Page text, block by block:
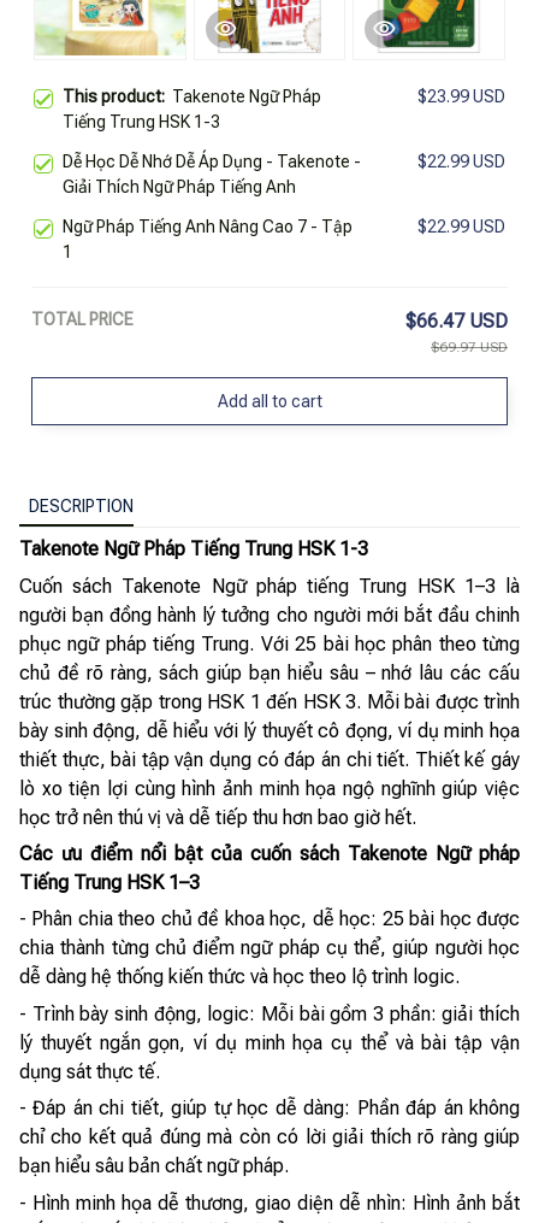
This product: Takenote Ngữ Pháp
Tiếng Trung HSK 1-3
$23.99 USD
Dễ Học Dễ Nhớ Dễ Áp Dụng - Takenote -
Giải Thích Ngữ Pháp Tiếng Anh
$22.99 USD
Ngữ Pháp Tiếng Anh Nâng Cao 7 - Tập
1
$22.99 USD
TOTAL PRICE $66.47 USD
$69.97 USD
Add all to cart
DESCRIPTION
Takenote Ngữ Pháp Tiếng Trung HSK 1-3
Cuốn sách Takenote Ngữ pháp tiếng Trung HSK 1–3 là
người bạn đồng hành lý tưởng cho người mới bắt đầu chinh
phục ngữ pháp tiếng Trung. Với 25 bài học phân theo từng
chủ đề rõ ràng, sách giúp bạn hiểu sâu – nhớ lâu các cấu
trúc thường gặp trong HSK 1 đến HSK 3. Mỗi bài được trình
bày sinh động, dễ hiểu với lý thuyết cô đọng, ví dụ minh họa
thiết thực, bài tập vận dụng có đáp án chi tiết. Thiết kế gáy
lò xo tiện lợi cùng hình ảnh minh họa ngộ nghĩnh giúp việc
học trở nên thú vị và dễ tiếp thu hơn bao giờ hết.
Các ưu điểm nổi bật của cuốn sách Takenote Ngữ pháp
Tiếng Trung HSK 1–3
- Phân chia theo chủ đề khoa học, dễ học: 25 bài học được
chia thành từng chủ điểm ngữ pháp cụ thể, giúp người học
dễ dàng hệ thống kiến thức và học theo lộ trình logic.
- Trình bày sinh động, logic: Mỗi bài gồm 3 phần: giải thích
lý thuyết ngắn gọn, ví dụ minh họa cụ thể và bài tập vận
dụng sát thực tế.
- Đáp án chi tiết, giúp tự học dễ dàng: Phần đáp án không
chỉ cho kết quả đúng mà còn có lời giải thích rõ ràng giúp
bạn hiểu sâu bản chất ngữ pháp.
- Hình minh họa dễ thương, giao diện dễ nhìn: Hình ảnh bắt